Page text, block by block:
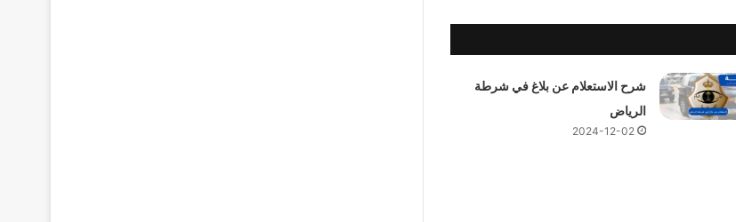
شرح الاستعلام عن بلاغ في شرطة
الرياض
2024-12-02